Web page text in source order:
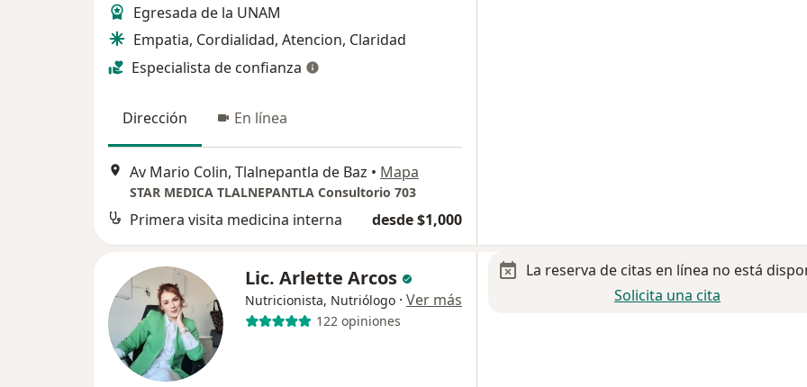
Egresada de la UNAM
Empatia, Cordialidad, Atencion, Claridad
Especialista de confianza
Dirección En línea
Av Mario Colin, Tlalnepantla de Baz • Mapa
STAR MEDICA TLALNEPANTLA Consultorio 703
Primera visita medicina interna desde $1,000
Lic. Arlette Arcos
Nutricionista, Nutriólogo · Ver más
122 opiniones
La reserva de citas en línea no está
Solicita una cita